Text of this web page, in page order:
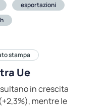
esportazioni
stampa
Ue
in crescita
mentre le